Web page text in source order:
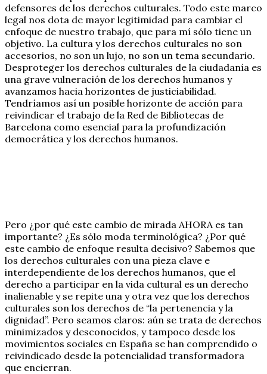
defensores de los derechos culturales. Todo este marco
legal nos dota de mayor legitimidad para cambiar el
enfoque de nuestro trabajo, que para mí sólo tiene un
objetivo. La cultura y los derechos culturales no son
accesorios, no son un lujo, no son un tema secundario.
Desproteger los derechos culturales de la ciudadanía es
una grave vulneración de los derechos humanos y
avanzamos hacia horizontes de justiciabilidad.
Tendríamos así un posible horizonte de acción para
reivindicar el trabajo de la Red de Bibliotecas de
Barcelona como esencial para la profundización
democrática y los derechos humanos.
Pero ¿por qué este cambio de mirada AHORA es tan
importante? ¿Es sólo moda terminológica? ¿Por qué
este cambio de enfoque resulta decisivo? Sabemos que
los derechos culturales con una pieza clave e
interdependiente de los derechos humanos, que el
derecho a participar en la vida cultural es un derecho
inalienable y se repite una y otra vez que los derechos
culturales son los derechos de “la pertenencia y la
dignidad”. Pero seamos claros: aún se trata de derechos
minimizados y desconocidos, y tampoco desde los
movimientos sociales en España se han comprendido o
reivindicado desde la potencialidad transformadora
que encierran.